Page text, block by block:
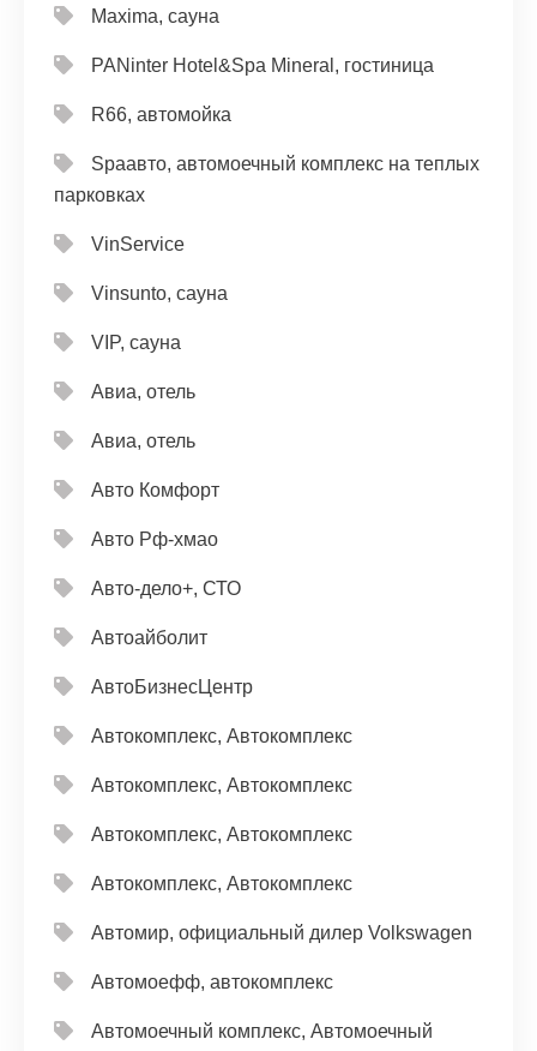
Maxima, сауна
PANinter Hotel&Spa Mineral, гостиница
R66, автомойка
Spaавто, автомоечный комплекс на теплых
парковках
VinService
Vinsunto, сауна
VIP, сауна
Авиа, отель
Авиа, отель
Авто Комфорт
Авто Рф-хмао
Авто-дело+, СТО
Автоайболит
АвтоБизнесЦентр
Автокомплекс, Автокомплекс
Автокомплекс, Автокомплекс
Автокомплекс, Автокомплекс
Автокомплекс, Автокомплекс
Автомир, официальный дилер Volkswagen
Автомоефф, автокомплекс
Автомоечный комплекс, Автомоечный